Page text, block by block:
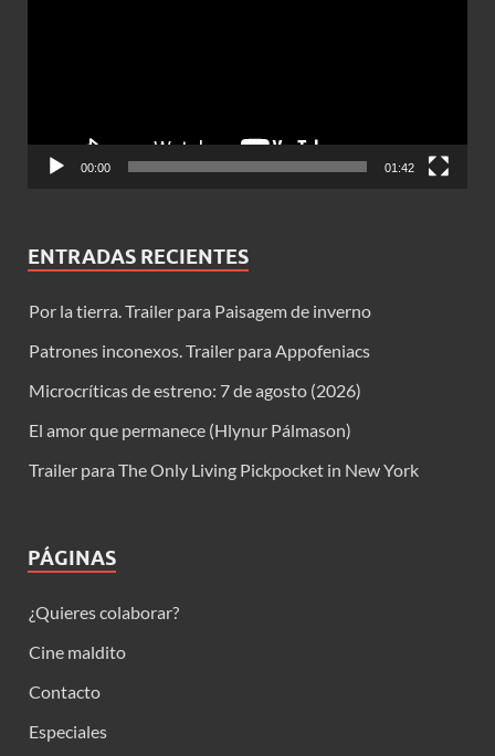
00:00 01:42
ENTRADAS RECIENTES
Por la tierra. Trailer para Paisagem de inverno
Patrones inconexos. Trailer para Appofeniacs
Microcríticas de estreno: 7 de agosto (2026)
El amor que permanece (Hlynur Pálmason)
Trailer para The Only Living Pickpocket in New York
PÁGINAS
¿Quieres colaborar?
Cine maldito
Contacto
Especiales